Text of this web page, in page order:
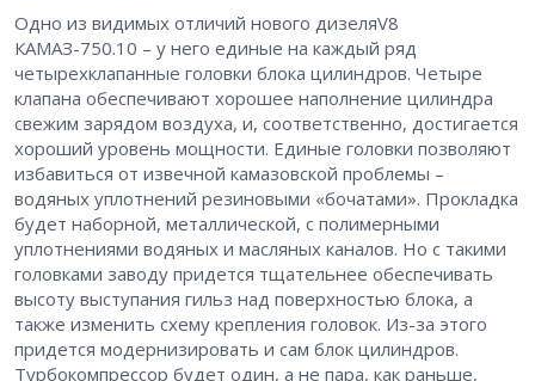
Одно из видимых отличий нового дизеляV8
КАМАЗ-750.10 – у него единые на каждый ряд
четырехклапанные головки блока цилиндров. Четыре
клапана обеспечивают хорошее наполнение цилиндра
свежим зарядом воздуха, и, соответственно, достигается
хороший уровень мощности. Единые головки позволяют
избавиться от извечной камазовской проблемы –
водяных уплотнений резиновыми «бочатами». Прокладка
будет наборной, металлической, с полимерными
уплотнениями водяных и масляных каналов. Но с такими
головками заводу придется тщательнее обеспечивать
высоту выступания гильз над поверхностью блока, а
также изменить схему крепления головок. Из-за этого
придется модернизировать и сам блок цилиндров.
Турбокомпрессор будет один, а не пара, как раньше,